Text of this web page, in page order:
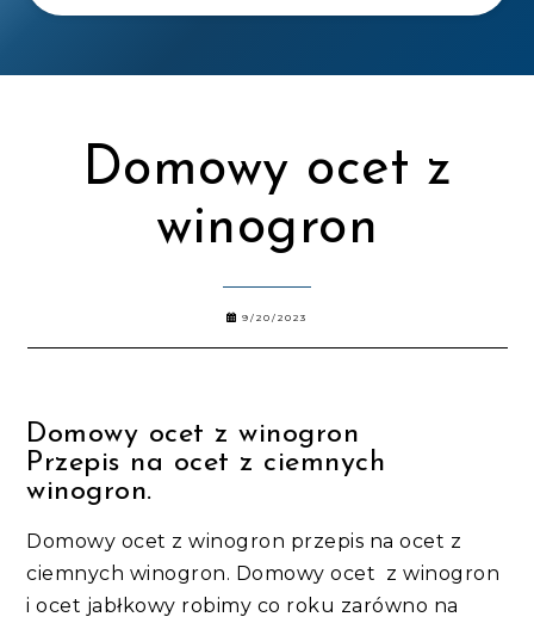
Domowy ocet z
winogron
9/20/2023
Domowy ocet z winogron
Przepis na ocet z ciemnych
winogron.
Domowy ocet z winogron przepis na ocet z
ciemnych winogron. Domowy ocet z winogron
i ocet jabłkowy robimy co roku zarówno na